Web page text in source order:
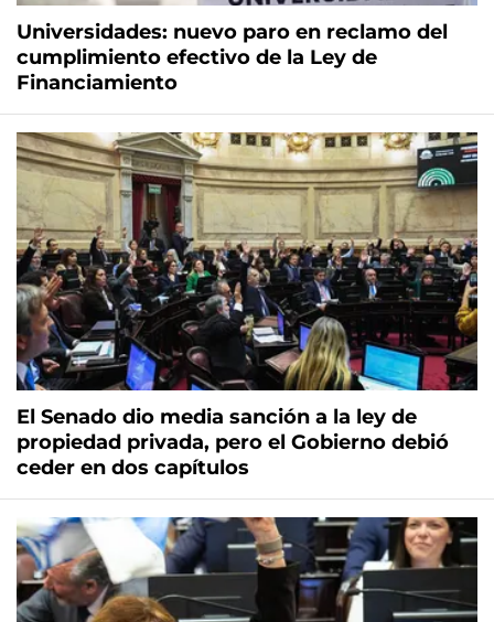
Universidades: nuevo paro en reclamo del
cumplimiento efectivo de la Ley de
Financiamiento
El Senado dio media sanción a la ley de
propiedad privada, pero el Gobierno debió
ceder en dos capítulos